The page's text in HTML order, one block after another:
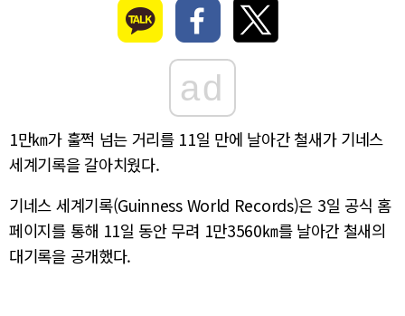
ad
1만㎞가 훌쩍 넘는 거리를 11일 만에 날아간 철새가 기네스
세계기록을 갈아치웠다.
기네스 세계기록(Guinness World Records)은 3일 공식 홈
페이지를 통해 11일 동안 무려 1만3560㎞를 날아간 철새의
대기록을 공개했다.